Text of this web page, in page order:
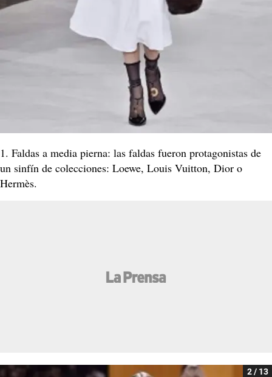
1. Faldas a media pierna: las faldas fueron protagonistas de
un sinfín de colecciones: Loewe, Louis Vuitton, Dior o
Hermès.
2 / 13